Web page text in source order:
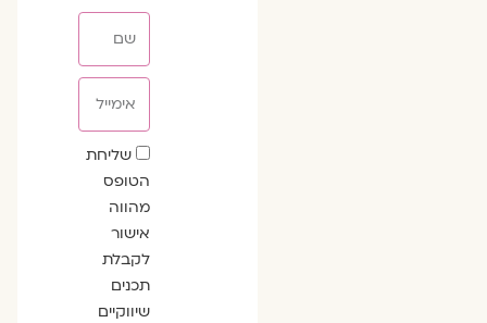
שדה
הסכמה
שליחת
הטופס
מהווה
אישור
לקבלת
תכנים
שיווקיים